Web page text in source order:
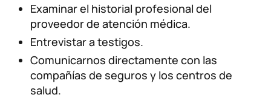
Examinar el historial profesional del
proveedor de atención médica.
Entrevistar a testigos.
Comunicarnos directamente con las
compañías de seguros y los centros de
salud.